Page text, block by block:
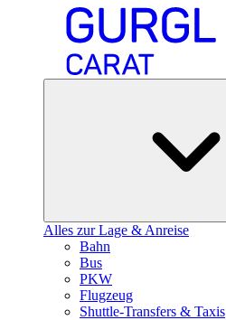
Alles zur Lage & Anreise
Bahn
Bus
PKW
Flugzeug
Shuttle-Transfers & Taxis